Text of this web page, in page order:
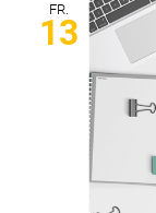
FR.
13